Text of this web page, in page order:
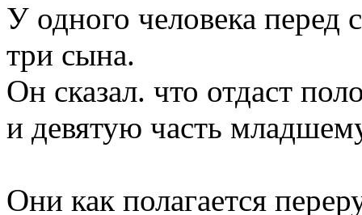
У одного человека
три сына.
Он сказал. что отдаст
и девятую часть
Они как полагается